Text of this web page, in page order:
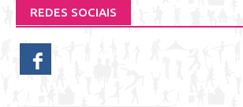
REDES SOCIAIS